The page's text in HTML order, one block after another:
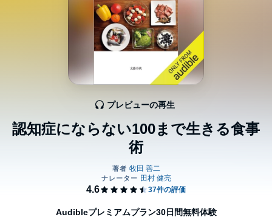
認知症にならない100まで生きる食事
術
プレビューの再生
Audibleプレミアムプラン30日間無料体験